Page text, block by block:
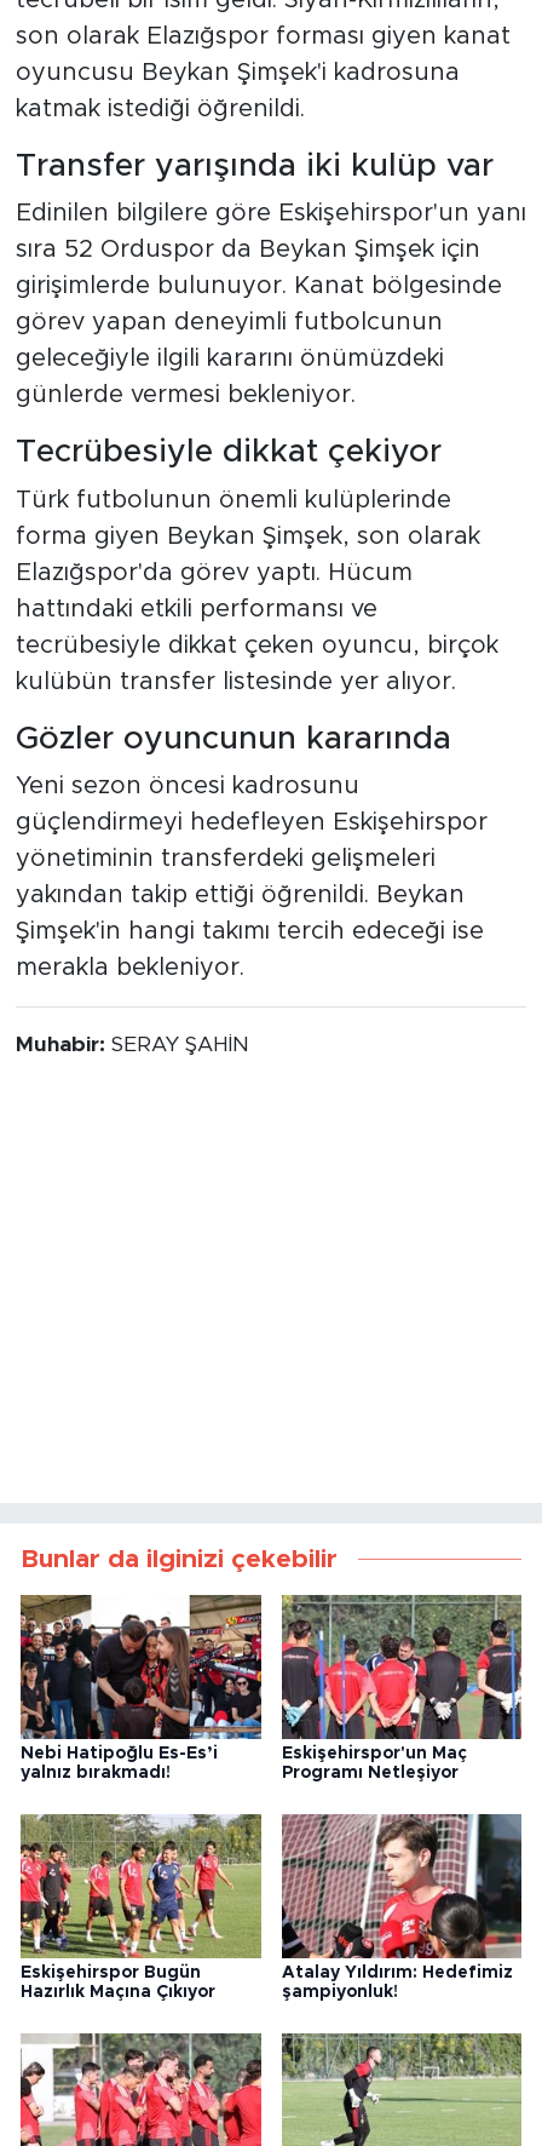
son olarak Elazığspor forması giyen kanat
oyuncusu Beykan Şimşek'i kadrosuna
katmak istediği öğrenildi.
Transfer yarışında iki kulüp var
Edinilen bilgilere göre Eskişehirspor'un yanı
sıra 52 Orduspor da Beykan Şimşek için
girişimlerde bulunuyor. Kanat bölgesinde
görev yapan deneyimli futbolcunun
geleceğiyle ilgili kararını önümüzdeki
günlerde vermesi bekleniyor.
Tecrübesiyle dikkat çekiyor
Türk futbolunun önemli kulüplerinde
forma giyen Beykan Şimşek, son olarak
Elazığspor'da görev yaptı. Hücum
hattındaki etkili performansı ve
tecrübesiyle dikkat çeken oyuncu, birçok
kulübün transfer listesinde yer alıyor.
Gözler oyuncunun kararında
Yeni sezon öncesi kadrosunu
güçlendirmeyi hedefleyen Eskişehirspor
yönetiminin transferdeki gelişmeleri
yakından takip ettiği öğrenildi. Beykan
Şimşek'in hangi takımı tercih edeceği ise
merakla bekleniyor.
Muhabir: SERAY ŞAHİN
Bunlar da ilginizi çekebilir
Nebi Hatipoğlu Es-Es’i
yalnız bırakmadı!
Eskişehirspor'un Maç
Programı Netleşiyor
Eskişehirspor Bugün
Hazırlık Maçına Çıkıyor
Atalay Yıldırım: Hedefimiz
şampiyonluk!